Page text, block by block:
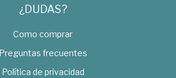
¿DUDAS?
Como comprar
Preguntas frecuentes
Política de privacidad